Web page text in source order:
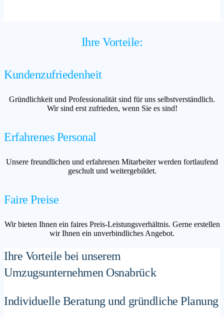
Ihre Vorteile:
Kundenzufriedenheit
Gründlichkeit und Professionalität sind für uns selbstverständlich.
Wir sind erst zufrieden, wenn Sie es sind!
Erfahrenes Personal
Unsere freundlichen und erfahrenen Mitarbeiter werden fortlaufend
geschult und weitergebildet.
Faire Preise
Wir bieten Ihnen ein faires Preis-Leistungsverhältnis. Gerne erstellen
wir Ihnen ein unverbindliches Angebot.
Ihre Vorteile bei unserem
Umzugsunternehmen Osnabrück
Individuelle Beratung und gründliche Planung